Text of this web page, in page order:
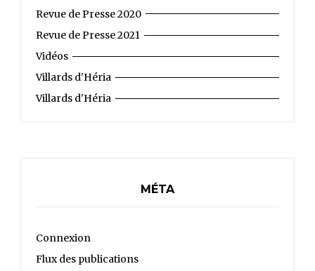
Revue de Presse 2020
Revue de Presse 2021
Vidéos
Villards d'Héria
Villards d'Héria
MÉTA
Connexion
Flux des publications